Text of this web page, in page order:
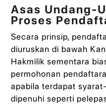
Asas Undang-
Proses
Secara prinsip,
diuruskan di bawah
Hakmilik sementara
permohonan
apabila terdapat
dipenuhi seperti